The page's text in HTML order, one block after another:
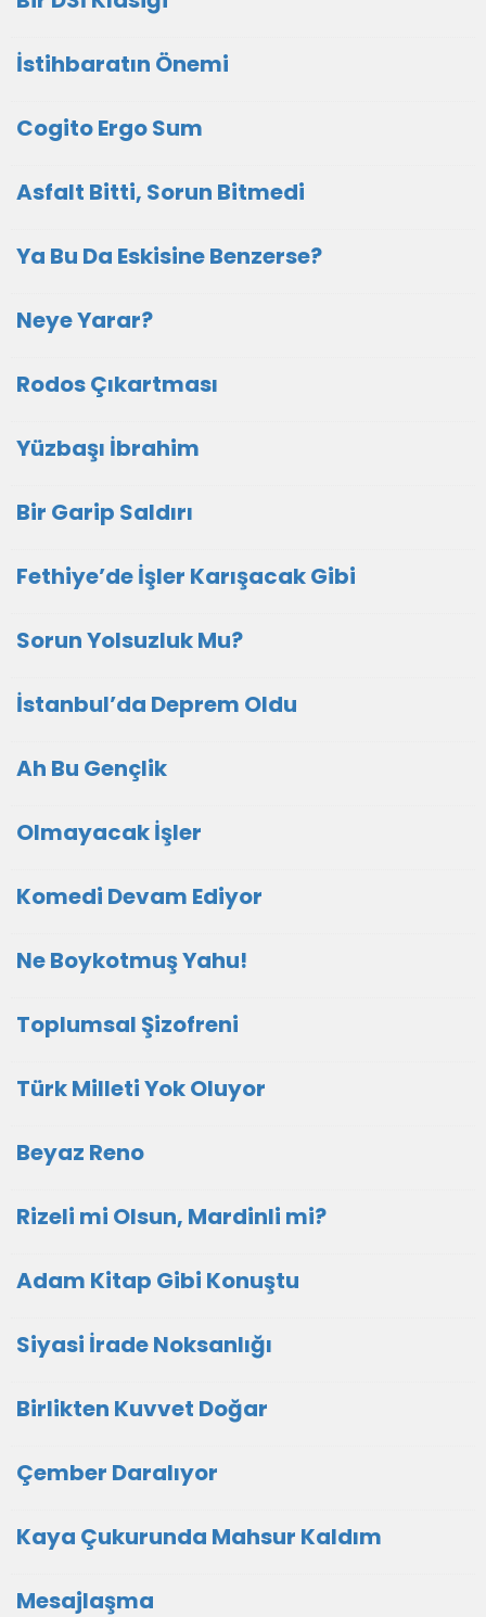
İstihbaratın Önemi
Cogito Ergo Sum
Asfalt Bitti, Sorun Bitmedi
Ya Bu Da Eskisine Benzerse?
Neye Yarar?
Rodos Çıkartması
Yüzbaşı İbrahim
Bir Garip Saldırı
Fethiye’de İşler Karışacak Gibi
Sorun Yolsuzluk Mu?
İstanbul’da Deprem Oldu
Ah Bu Gençlik
Olmayacak İşler
Komedi Devam Ediyor
Ne Boykotmuş Yahu!
Toplumsal Şizofreni
Türk Milleti Yok Oluyor
Beyaz Reno
Rizeli mi Olsun, Mardinli mi?
Adam Kitap Gibi Konuştu
Siyasi İrade Noksanlığı
Birlikten Kuvvet Doğar
Çember Daralıyor
Kaya Çukurunda Mahsur Kaldım
Mesajlaşma